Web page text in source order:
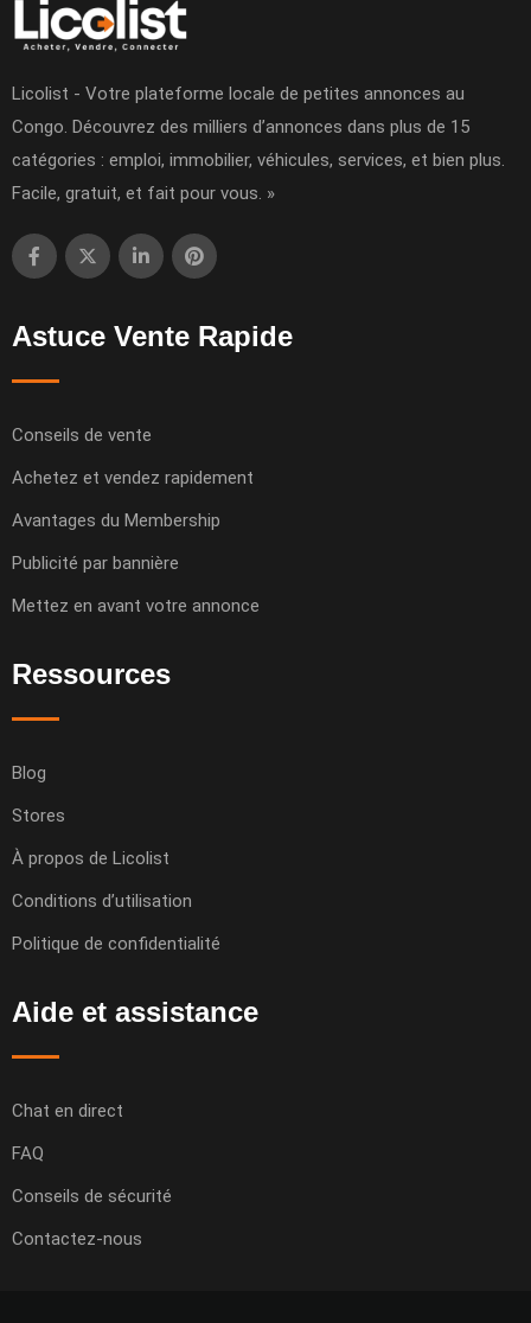
Licolist - Votre plateforme locale de petites annonces au
Congo. Découvrez des milliers d’annonces dans plus de 15
catégories : emploi, immobilier, véhicules, services, et bien plus.
Facile, gratuit, et fait pour vous. »
Astuce Vente Rapide
Conseils de vente
Achetez et vendez rapidement
Avantages du Membership
Publicité par bannière
Mettez en avant votre annonce
Ressources
Blog
Stores
À propos de Licolist
Conditions d’utilisation
Politique de confidentialité
Aide et assistance
Chat en direct
FAQ
Conseils de sécurité
Contactez-nous